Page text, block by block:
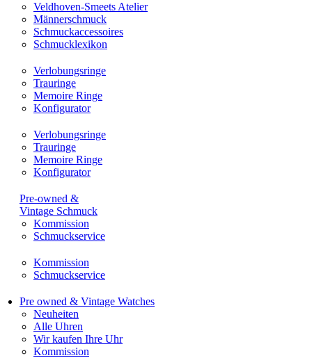
Veldhoven-Smeets Atelier
Männerschmuck
Schmuckaccessoires
Schmucklexikon
Verlobungsringe
Trauringe
Memoire Ringe
Konfigurator
Verlobungsringe
Trauringe
Memoire Ringe
Konfigurator
Pre-owned &
Vintage Schmuck
Kommission
Schmuckservice
Kommission
Schmuckservice
Pre owned & Vintage Watches
Neuheiten
Alle Uhren
Wir kaufen Ihre Uhr
Kommission